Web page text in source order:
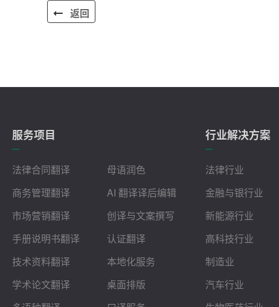
返回
服务项目
法律合同翻译
母语润色
商务管理翻译
AI 翻译译后编辑
市场营销翻译
创译与文案撰写
手册说明书翻译
认证翻译
技术资料翻译
本地化服务
学术论文翻译
桌面排版
行业解决方案
法律行业
金融与银行业
新能源行业
高科技行业
制造业
汽车行业